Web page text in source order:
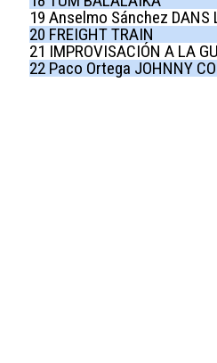
19 Anselmo Sánchez DANS
20 FREIGHT TRAIN
21 IMPROVISACIÓN A LA
22 Paco Ortega JOHNNY